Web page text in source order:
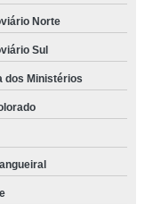
Norte
Sul
dos Ministérios